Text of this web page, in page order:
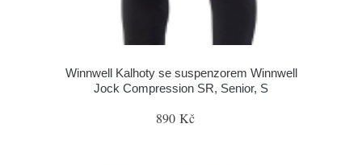
Winnwell Kalhoty se suspenzorem Winnwell
Jock Compression SR, Senior, S
890 Kč